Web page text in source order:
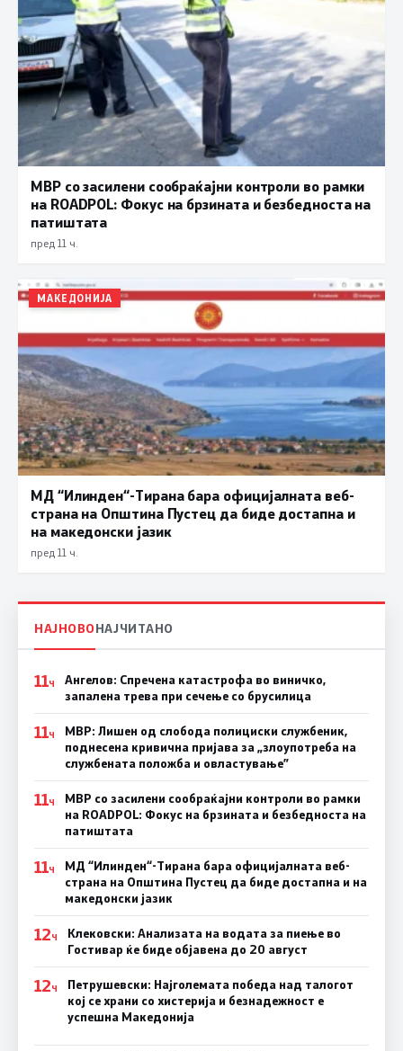
МВР со засилени сообраќајни контроли во рамки
на ROADPOL: Фокус на брзината и безбедноста на
патиштата
пред 11 ч.
МАКЕДОНИЈА
МД “Илинден“-Тирана бара официјалната веб-
страна на Општина Пустец да биде достапна и
на македонски јазик
пред 11 ч.
НАЈНОВОНАЈЧИТАНО
11Ч
Ангелов: Спречена катастрофа во виничко,
запалена трева при сечење со брусилица
11Ч
МВР: Лишен од слобода полициски службеник,
поднесена кривична пријава за „злоупотреба на
службената положба и овластување”
11Ч
МВР со засилени сообраќајни контроли во рамки
на ROADPOL: Фокус на брзината и безбедноста на
патиштата
11Ч
МД “Илинден“-Тирана бара официјалната веб-
страна на Општина Пустец да биде достапна и на
македонски јазик
12Ч
Клековски: Анализата на водата за пиење во
Гостивар ќе биде објавена до 20 август
12Ч
Петрушевски: Најголемата победа над талогот
кој се храни со хистерија и безнадежност е
успешна Македонија